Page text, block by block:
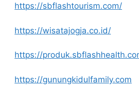
https://sbflashtourism.com/
https://wisatajogja.co.id/
https://
https://gunungkidulfamily.com